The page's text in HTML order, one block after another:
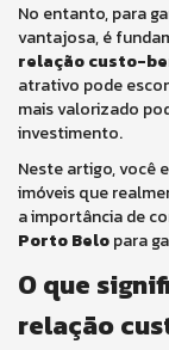
No entanto, para
vantajosa, é
relação custo-
atrativo pode
mais valorizado
investimento.
Neste artigo, você
imóveis que
a importância de
Porto Belopara
O que
relação